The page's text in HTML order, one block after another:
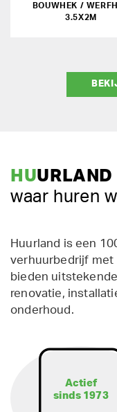
BOUWHEK /
3.5X2M
HUURLAND
waar huren
Huurland is een
verhuurbedrijf met
bieden
renovatie,
onderhoud.
Actief
sinds 1973